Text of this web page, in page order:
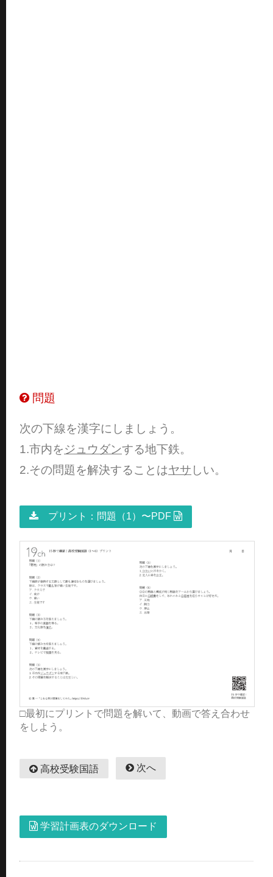
問題
次の下線を漢字にしましょう。
1.市内をジュウダンする地下鉄。
2.その問題を解決することはヤサ しい。
プリント：問題（1）〜PDF
□最初にプリントで問題を解いて、動画で答え合わせ
をしよう。
高校受験国語 次へ
学習計画表のダウンロード